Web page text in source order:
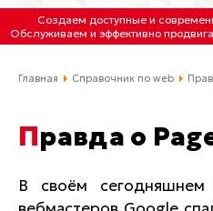
(4212)
(4212) 637-
Отдельный
Создаем доступные и
Обслуживаем и эффективно
Главная Справочник по web
Правда о
В своём